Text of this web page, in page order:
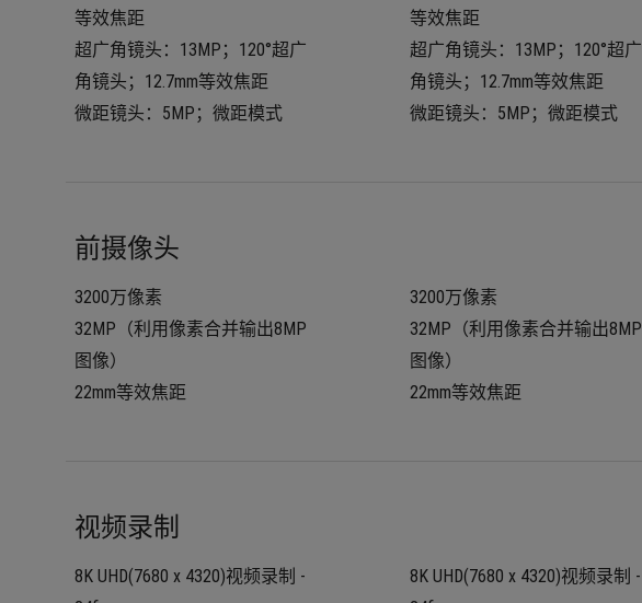
等效焦距
超广角镜头：13MP；120°超广
角镜头；12.7mm等效焦距
微距镜头：5MP；微距模式
等效焦距
超广角镜头：13MP；120°超广
角镜头；12.7mm等效焦距
微距镜头：5MP；微距模式
前摄像头
3200万像素
32MP（利用像素合并输出8MP
图像）
22mm等效焦距
3200万像素
32MP（利用像素合并输出8MP
图像）
22mm等效焦距
视频录制
8K UHD(7680 x 4320)视频录制 -
8K UHD(7680 x 4320)视频录制 -